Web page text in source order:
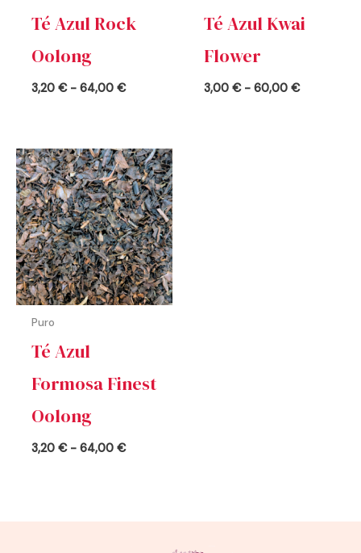
Té Azul Rock
Oolong
3,20€ - 64,00€
Té Azul Kwai
Flower
3,00€ - 60,00€
Puro
Té Azul
Formosa Finest
Oolong
3,20€ - 64,00€
Rango
de
precios:
desde
3,20 €
hasta
64,00 €